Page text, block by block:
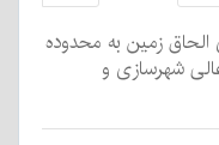
الحاق زمین به محدوده
شهرسازی و